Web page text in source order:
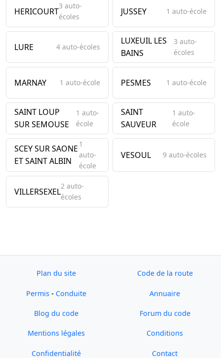
HERICOURT3 auto-
écoles
JUSSEY 1 auto-école
LURE 4 auto-écoles
LUXEUIL LES
BAINS
3 auto-
écoles
MARNAY 1 auto-école PESMES 1 auto-école
SAINT LOUP
SUR SEMOUSE
1 auto-
école
SAINT
SAUVEUR
1 auto-
école
SCEY SUR SAONE
ET SAINT ALBIN
1
auto-
école
VESOUL 9 auto-écoles
VILLERSEXEL2 auto-
écoles
Plan du site Code de la route
Permis - Conduite Annuaire
Blog du code Forum du code
Mentions légales Conditions
Confidentialité Contact